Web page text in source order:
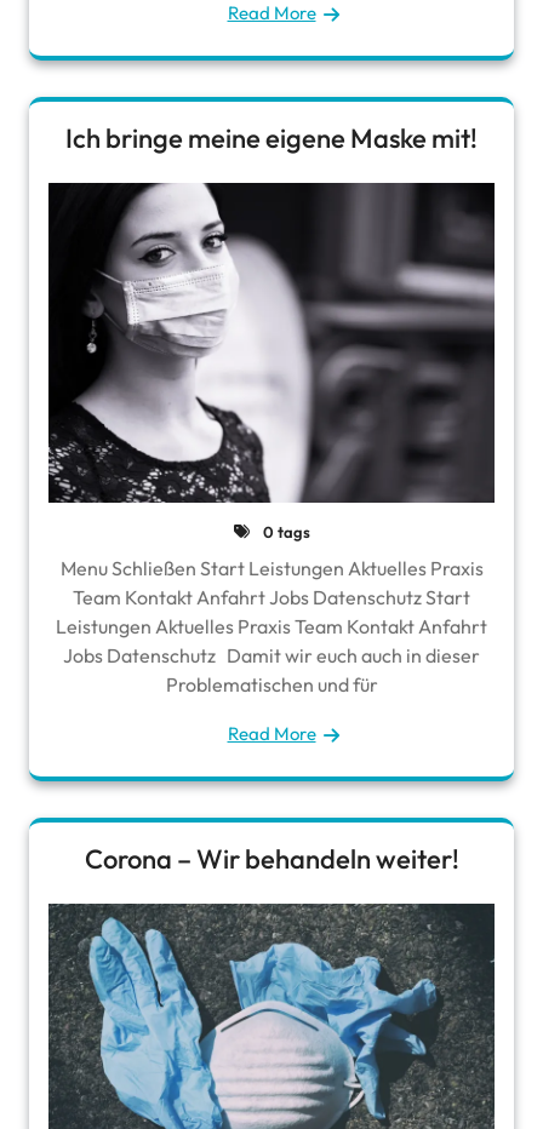
Read More
Ich bringe meine eigene Maske mit!
0 tags
Menu Schließen Start Leistungen Aktuelles Praxis
Team Kontakt Anfahrt Jobs Datenschutz Start
Leistungen Aktuelles Praxis Team Kontakt Anfahrt
Jobs Datenschutz Damit wir euch auch in dieser
Problematischen und für
Read More
Corona – Wir behandeln weiter!